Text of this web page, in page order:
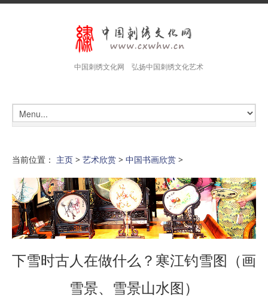
中国刺绣文化网 弘扬中国刺绣文化艺术
当前位置： 主页 > 艺术欣赏 > 中国书画欣赏 >
下雪时古人在做什么？寒江钓雪图（画
雪景、雪景山水图）